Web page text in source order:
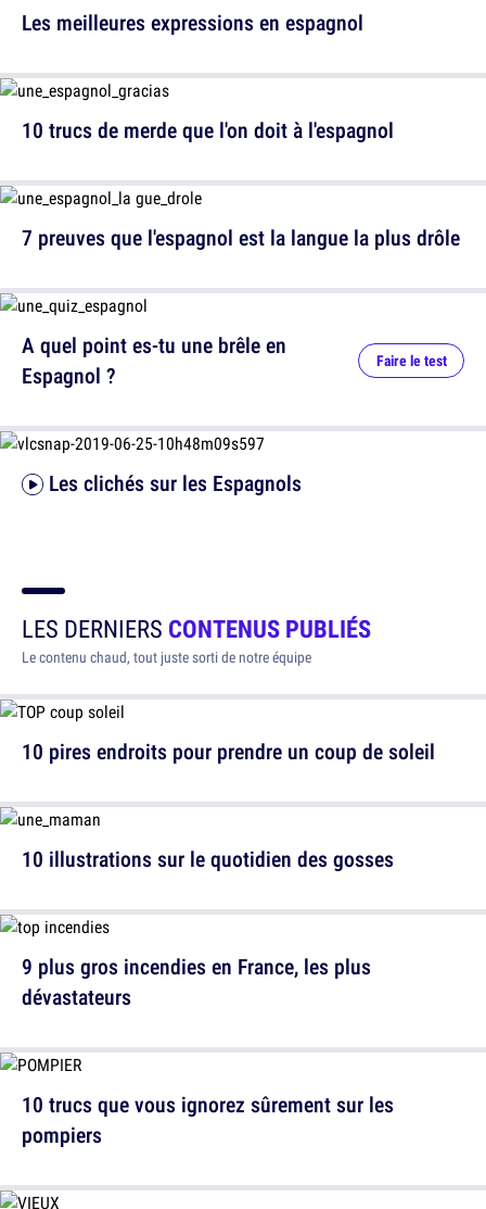
Les meilleures expressions en espagnol
7 preuves que l'espagnol est la langue la plus drôle
10 trucs de merde que l'on doit à l'espagnol
A quel point es-tu une brêle en
Espagnol ?
Faire le test
Les clichés sur les Espagnols
LES DERNIERS CONTENUS PUBLIÉS
Le contenu chaud, tout juste sorti de notre équipe
10 pires endroits pour prendre un coup de soleil
9 plus gros incendies en France, les plus
dévastateurs
10 illustrations sur le quotidien des gosses
10 trucs que vous ignorez sûrement sur les
pompiers